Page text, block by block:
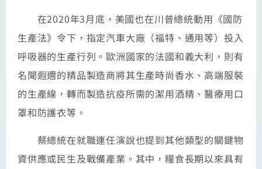
在2020年3月底，美國也在川普總統動用《國防
生產法》令下，指定汽車大廠（福特、通用等）投入
呼吸器的生產行列。歐洲國家的法國和義大利，則有
名聞遐邇的精品製造商將其生產時尚香水、高端服裝
的生產線，轉而製造抗疫所需的潔用酒精、醫療用口
罩和防護衣等。
蔡總統在就職連任演說也提到其他類型的關鍵物
資供應或民生及戰備產業。其中，糧食長期以來具有